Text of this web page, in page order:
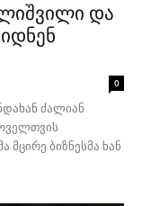
და
0
ძალიან
ბიზნესმა ხან